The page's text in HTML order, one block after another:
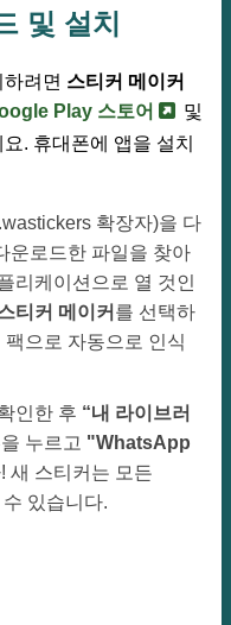
및 설치
려면 스티커 메이커
Play 스토어
및
. 휴대폰에 앱을 설치
확장자)을 다
운로드한 파일을 찾아
리케이션으로 열 것인
티커 메이커 를 선택하
으로 자동으로 인식
인한 후 “내 라이브러
누르고 "WhatsApp
새 스티커는 모든
있습니다.